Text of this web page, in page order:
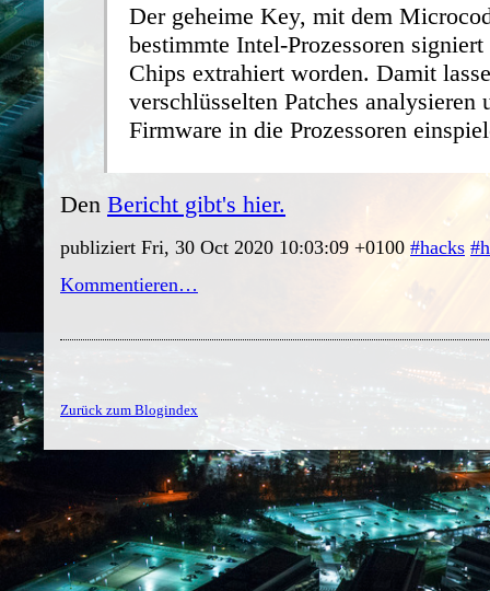
Der geheime Key, mit dem
bestimmte Intel-Prozessoren
Chips extrahiert worden. Damit
verschlüsselten Patches analysieren
Firmware in die Prozessoren
Den Bericht gibt's hier.
publiziert Fri, 30 Oct 2020 10:03:09 +0100 #hacks
Kommentieren…
Zurück zum Blogindex